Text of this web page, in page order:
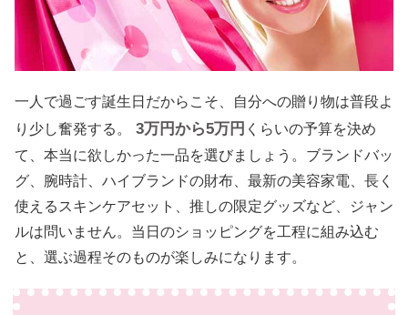
一人で過ごす誕生日だからこそ、自分への贈り物は普段よ
り少し奮発する。
3万円から5万円 くらいの予算を決め
て、本当に欲しかった一品を選びましょう。ブランドバッ
グ、腕時計、ハイブランドの財布、最新の美容家電、長く
使えるスキンケアセット、推しの限定グッズなど、ジャン
ルは問いません。当日のショッピングを工程に組み込む
と、選ぶ過程そのものが楽しみになります。